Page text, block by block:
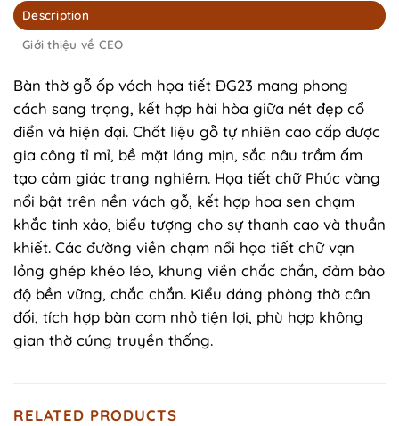
Description
Giới thiệu về CEO
Bàn thờ gỗ ốp vách họa tiết ĐG23 mang phong
cách sang trọng, kết hợp hài hòa giữa nét đẹp cổ
điển và hiện đại. Chất liệu gỗ tự nhiên cao cấp được
gia công tỉ mỉ, bề mặt láng mịn, sắc nâu trầm ấm
tạo cảm giác trang nghiêm. Họa tiết chữ Phúc vàng
nổi bật trên nền vách gỗ, kết hợp hoa sen chạm
khắc tinh xảo, biểu tượng cho sự thanh cao và thuần
khiết. Các đường viền chạm nổi họa tiết chữ vạn
lồng ghép khéo léo, khung viền chắc chắn, đảm bảo
độ bền vững, chắc chắn. Kiểu dáng phòng thờ cân
đối, tích hợp bàn cơm nhỏ tiện lợi, phù hợp không
gian thờ cúng truyền thống.
RELATED PRODUCTS